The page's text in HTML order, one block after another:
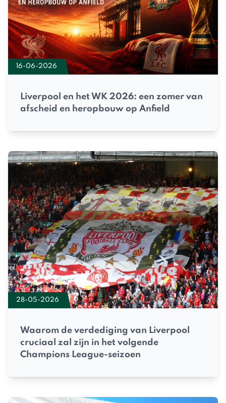
16-06-2026
Liverpool en het WK 2026: een zomer van
afscheid en heropbouw op Anfield
28-05-2026
Waarom de verdediging van Liverpool
cruciaal zal zijn in het volgende
Champions League-seizoen